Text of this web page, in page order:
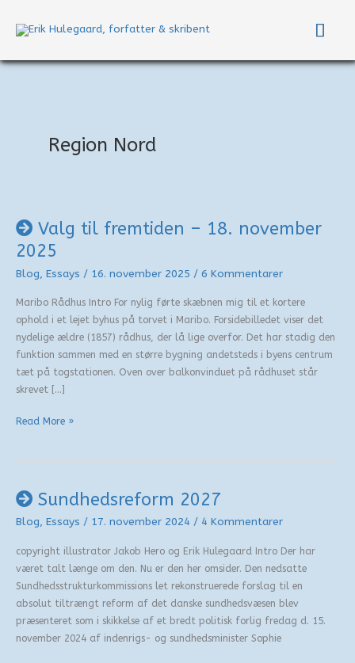
Region Nord
Valg til fremtiden – 18. november
2025
Blog, Essays / 16. november 2025 / 6 Kommentarer
Maribo Rådhus Intro For nylig førte skæbnen mig til et kortere
ophold i et lejet byhus på torvet i Maribo. Forsidebilledet viser det
nydelige ældre (1857) rådhus, der lå lige overfor. Det har stadig den
funktion sammen med en større bygning andetsteds i byens centrum
tæt på togstationen. Oven over balkonvinduet på rådhuset står
skrevet […]
Valg
18.
november
2025
Read More »
Sundhedsreform 2027
Blog, Essays / 17. november 2024 / 4 Kommentarer
copyright illustrator Jakob Hero og Erik Hulegaard Intro Der har
været talt længe om den. Nu er den her omsider. Den nedsatte
Sundhedsstrukturkommissions let rekonstruerede forslag til en
absolut tiltrængt reform af det danske sundhedsvæsen blev
præsenteret som i skikkelse af et bredt politisk forlig fredag d. 15.
november 2024 af indenrigs- og sundhedsminister Sophie